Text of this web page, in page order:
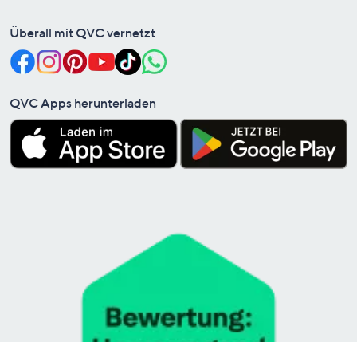
Überall mit QVC vernetzt
QVC Apps herunterladen